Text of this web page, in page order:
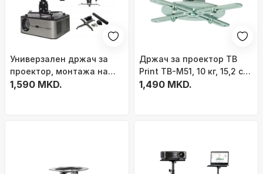
Универзален држач за
проектор, монтажа на
таван и ѕид, до 25 kg, црн
1,590 MKD.
Држач за проектор TB
Print TB-M51, 10 кг, 15,2 см,
сребрен
1,490 MKD.